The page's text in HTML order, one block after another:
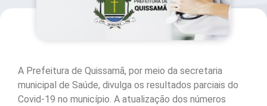
A Prefeitura de Quissamã, por meio da secretaria
municipal de Saúde, divulga os resultados parciais do
Covid-19 no município. A atualização dos números